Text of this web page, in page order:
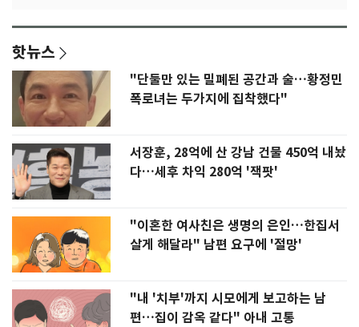
핫뉴스
"단둘만 있는 밀폐된 공간과 술…황정민
폭로녀는 두가지에 집착했다"
서장훈, 28억에 산 강남 건물 450억 내놨
다…세후 차익 280억 '잭팟'
"이혼한 여사친은 생명의 은인…한집서
살게 해달라" 남편 요구에 '절망'
"내 '치부'까지 시모에게 보고하는 남
편…집이 감옥 같다" 아내 고통